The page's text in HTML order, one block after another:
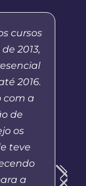
cursos
2013,
2016.
com a
de
os
teve
a